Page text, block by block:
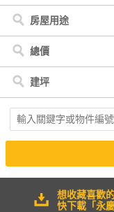
新北市
< 新北市 新店區
房屋用途
全部用途
總價
不限 400萬以下
建坪
不限 20坪以下 20
50坪以上
想收藏喜歡
快下載「永